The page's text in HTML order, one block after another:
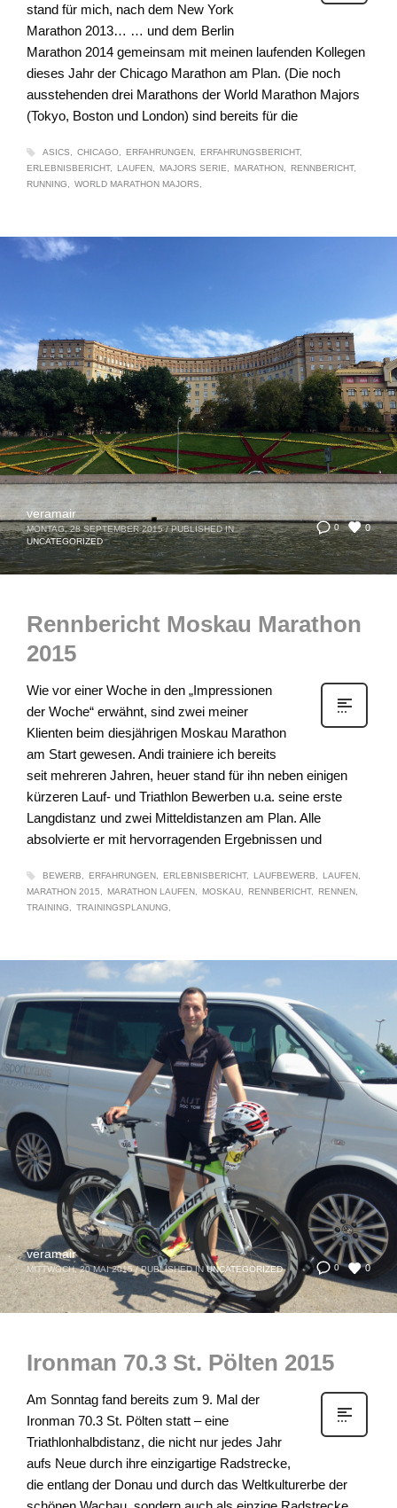
stand für mich, nach dem New York
Marathon 2013… … und dem Berlin
Marathon 2014 gemeinsam mit meinen laufenden Kollegen
dieses Jahr der Chicago Marathon am Plan. (Die noch
ausstehenden drei Marathons der World Marathon Majors
(Tokyo, Boston und London) sind bereits für die
ASICS CHICAGO ERFAHRUNGEN
ERFAHRUNGSBERICHT
ERLEBNISBERICHT
LAUFEN MAJORS SERIE MARATHON
RENNBERICHT
RUNNING
WORLD MARATHON MAJORS
0 0
veramair
MONTAG, 28 SEPTEMBER 2015 / PUBLISHED IN
UNCATEGORIZED
Rennbericht Moskau Marathon
2015
Wie vor einer Woche in den „Impressionen
der Woche“ erwähnt, sind zwei meiner
Klienten beim diesjährigen Moskau Marathon
am Start gewesen. Andi trainiere ich bereits
seit mehreren Jahren, heuer stand für ihn neben einigen
kürzeren Lauf- und Triathlon Bewerben u.a. seine erste
Langdistanz und zwei Mitteldistanzen am Plan. Alle
absolvierte er mit hervorragenden Ergebnissen und
BEWERB ERFAHRUNGEN ERLEBNISBERICHT LAUFBEWERB
LAUFEN
MARATHON 2015
MARATHON LAUFEN MOSKAU RENNBERICHT
RENNEN
TRAINING
TRAININGSPLANUNG
0 0
veramair
MITTWOCH, 20 MAI 2015 / PUBLISHED IN UNCATEGORIZED
Ironman 70.3 St. Pölten 2015
Am Sonntag fand bereits zum 9. Mal der
Ironman 70.3 St. Pölten statt – eine
Triathlonhalbdistanz, die nicht nur jedes Jahr
aufs Neue durch ihre einzigartige Radstrecke,
die entlang der Donau und durch das Weltkulturerbe der